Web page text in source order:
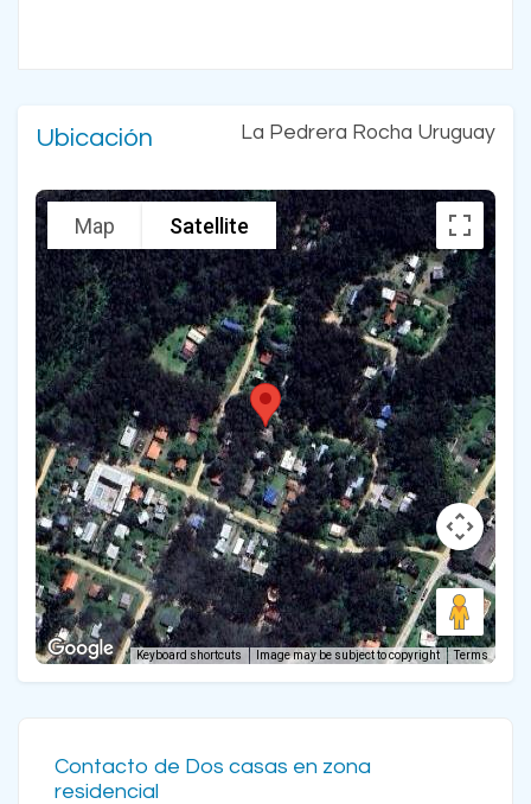
Ubicación La Pedrera Rocha Uruguay
Map Satellite
Keyboard shortcuts Image may be subject to copyright Terms
Contacto de Dos casas en zona
residencial